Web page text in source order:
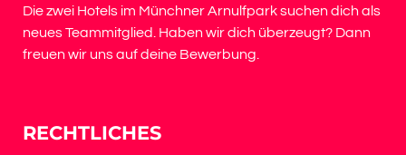
Die zwei Hotels im Münchner Arnulfpark suchen dich als
neues Teammitglied. Haben wir dich überzeugt? Dann
freuen wir uns auf deine Bewerbung.
RECHTLICHES